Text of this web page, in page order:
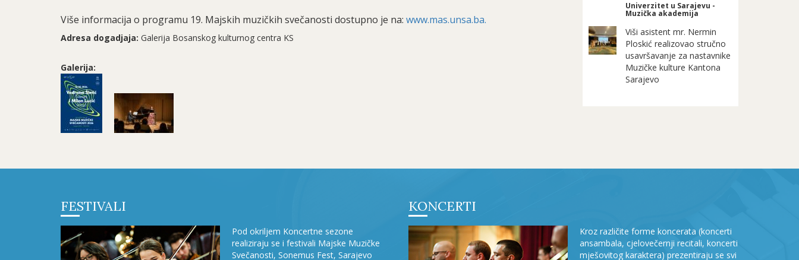
Više informacija o programu 19. Majskih muzičkih svečanosti dostupno je na: www.mas.unsa.ba.
Adresa dogadjaja: Galerija Bosanskog kulturnog centra KS
Galerija:
Univerzitet u Sarajevu -
Muzička akademija
Viši asistent mr. Nermin
Ploskić realizovao stručno
usavršavanje za nastavnike
Muzičke kulture Kantona
Sarajevo
FESTIVALI
Pod okriljem Koncertne sezone
realiziraju se i festivali Majske Muzičke
Svečanosti, Sonemus Fest, Sarajevo
KONCERTI
Kroz različite forme koncerata (koncerti
ansambala, cjelovečernji recitali, koncerti
mješovitog karaktera) prezentiraju se svi